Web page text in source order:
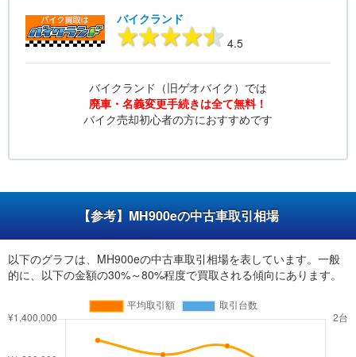
バイクランド
4.5
バイクランド（旧ゲオバイク）では
廃車・名義変更手続きは全て無料！
バイク売却初心者の方におすすめです
【参考】MH900eの中古車取引相場
以下のグラフは、MH900eの中古車取引相場を表しています。一般
的に、以下の金額の30%～80%程度で買取される傾向にあります。